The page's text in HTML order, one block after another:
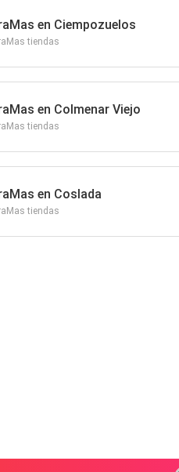
en Ciempozuelos
tiendas
en Colmenar Viejo
tiendas
en Coslada
tiendas